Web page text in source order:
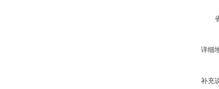
详细
补充